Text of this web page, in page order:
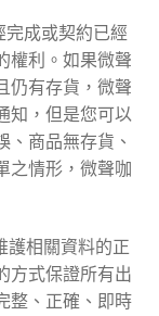
完成或契約已經
權利。如果微聲
仍有存貨，微聲
知，但是您可以
商品無存貨、
之情形，微聲咖
護相關資料的正
方式保證所有出
整、正確、即時